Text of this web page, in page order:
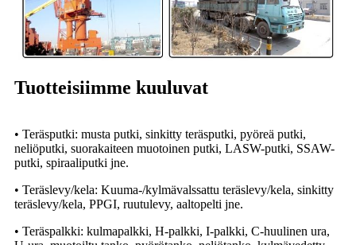
Tuotteisiimme kuuluvat
• Teräsputki: musta putki, sinkitty teräsputki, pyöreä putki,
neliöputki, suorakaiteen muotoinen putki, LASW-putki, SSAW-
putki, spiraaliputki jne.
• Teräslevy/kela: Kuuma-/kylmävalssattu teräslevy/kela, sinkitty
teräslevy/kela, PPGI, ruutulevy, aaltopelti jne.
• Teräspalkki: kulmapalkki, H-palkki, I-palkki, C-huulinen ura,